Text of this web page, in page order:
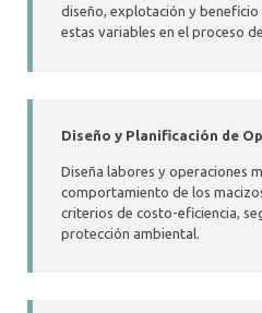
diseño, explotación y
estas variables en el proceso
Diseño y Planificación de
Diseña labores y operaciones
comportamiento de los
criterios de costo-eficiencia,
protección ambiental.